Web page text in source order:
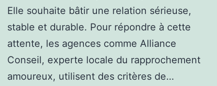
Elle souhaite bâtir une relation sérieuse,
stable et durable. Pour répondre à cette
attente, les agences comme Alliance
Conseil, experte locale du rapprochement
amoureux, utilisent des critères de…